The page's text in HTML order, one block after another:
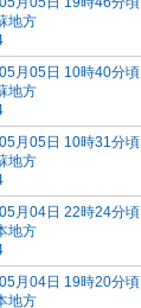
地方
月05日 10時40分頃
地方
月05日 10時31分頃
地方
月04日 22時24分頃
地方
月04日 19時20分頃
地方